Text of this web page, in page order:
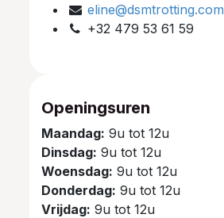
eline@dsmtrotting.com
+32 479 53 61 59
Openingsuren
Maandag: 9u tot 12u
Dinsdag: 9u tot 12u
Woensdag: 9u tot 12u
Donderdag: 9u tot 12u
Vrijdag: 9u tot 12u